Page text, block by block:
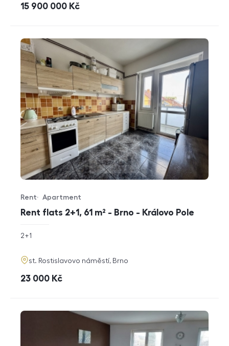
cena
15 900 000 Kč
Rent flats 2+1, 61 m² - Brno - Královo Pole
Offer type
Rent
Property type
Apartment
rozměry
disposition
2+1
adresa
st. Rostislavovo náměstí, Brno
cena
23 000 Kč